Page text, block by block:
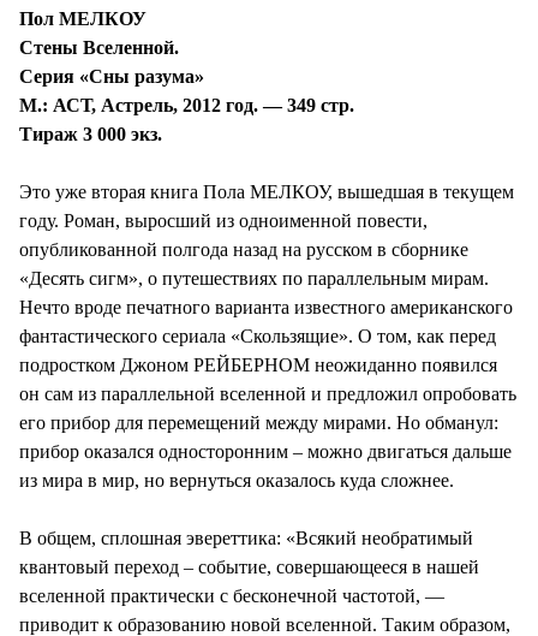
Пол МЕЛКОУ
Стены Вселенной.
Серия «Сны разума»
М.: АСТ, Астрель, 2012 год. — 349 стр.
Тираж 3 000 экз.
Это уже вторая книга Пола МЕЛКОУ, вышедшая в текущем
году. Роман, выросший из одноименной повести,
опубликованной полгода назад на русском в сборнике
«Десять сигм», о путешествиях по параллельным мирам.
Нечто вроде печатного варианта известного американского
фантастического сериала «Скользящие». О том, как перед
подростком Джоном РЕЙБЕРНОМ неожиданно появился
он сам из параллельной вселенной и предложил опробовать
его прибор для перемещений между мирами. Но обманул:
прибор оказался односторонним – можно двигаться дальше
из мира в мир, но вернуться оказалось куда сложнее.
В общем, сплошная эвереттика: «Всякий необратимый
квантовый переход – событие, совершающееся в нашей
вселенной практически с бесконечной частотой, —
приводит к образованию новой вселенной. Таким образом,